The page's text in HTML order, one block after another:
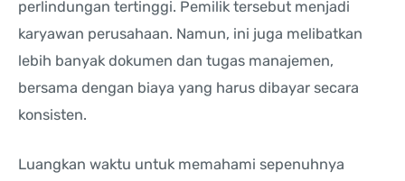
perlindungan tertinggi. Pemilik tersebut menjadi
karyawan perusahaan. Namun, ini juga melibatkan
lebih banyak dokumen dan tugas manajemen,
bersama dengan biaya yang harus dibayar secara
konsisten.
Luangkan waktu untuk memahami sepenuhnya